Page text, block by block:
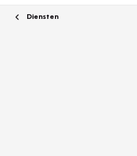
Diensten